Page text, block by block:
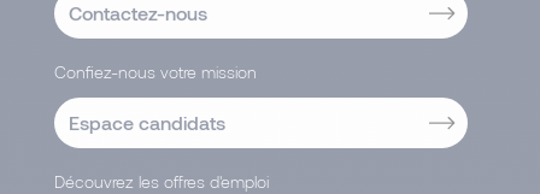
Contactez-nous
Confiez-nous votre mission
Espace candidats
Découvrez les offres d'emploi